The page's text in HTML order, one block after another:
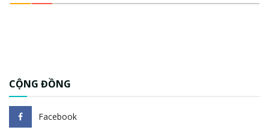
CỘNG ĐỒNG
Facebook